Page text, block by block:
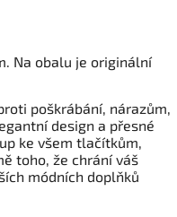
Na obalu je originální
poškrábání, nárazům,
design a přesné
ke všem tlačítkům,
toho, že chrání váš
módních doplňků